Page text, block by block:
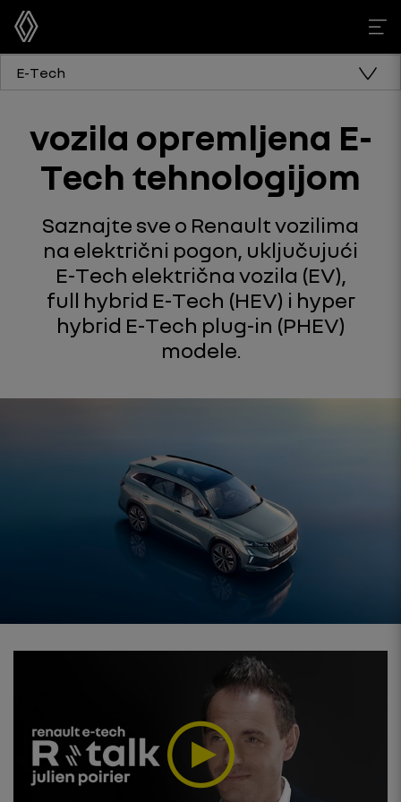
E-Tech
vozila opremljena E-
Tech tehnologijom
Saznajte sve o Renault vozilima
na električni pogon, uključujući
E-Tech električna vozila (EV),
full hybrid E-Tech (HEV) i hyper
hybrid E-Tech plug-in (PHEV)
modele.